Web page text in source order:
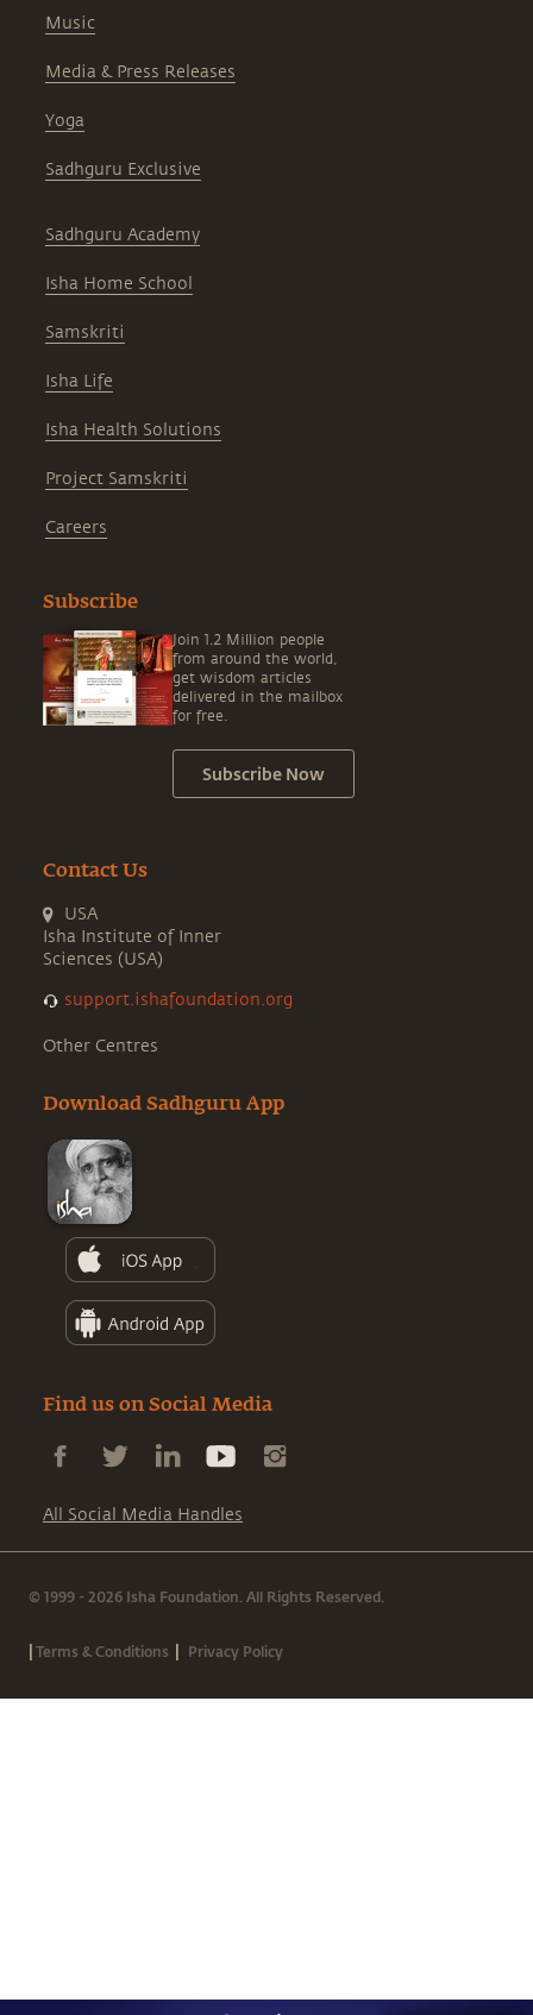
Music
Media & Press Releases
Yoga
Sadhguru Exclusive
Sadhguru Academy
Isha Home School
Samskriti
Isha Life
Isha Health Solutions
Project Samskriti
Careers
Subscribe
Join 1.2 Million people
from around the world,
get wisdom articles
delivered in the mailbox
for free.
Subscribe Now
Contact Us
USA
Isha Institute of Inner
Sciences (USA)
support.ishafoundation.org
Other Centres
Download Sadhguru App
Find us on Social Media
All Social Media Handles
© 1999 - 2026 Isha Foundation. All Rights Reserved.
|Terms & Conditions | Privacy Policy